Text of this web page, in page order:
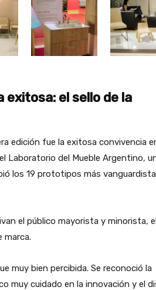
exitosa: el sello de la
edición fue la exitosa convivencia
Laboratorio del Mueble Argentino,
los 19 prototipos más
el público mayorista y minorista,
marca.
muy bien percibida. Se reconoció la
muy cuidado en la innovación y el